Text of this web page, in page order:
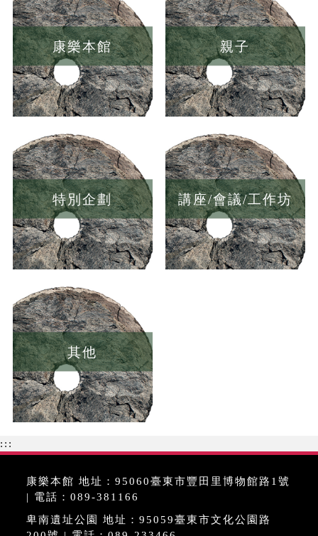
康樂本館 親子
特別企劃 講座/會議/工作坊
其他
:::
康樂本館 地址：95060臺東市豐田里博物館路1號
| 電話：089-381166
卑南遺址公園 地址：95059臺東市文化公園路